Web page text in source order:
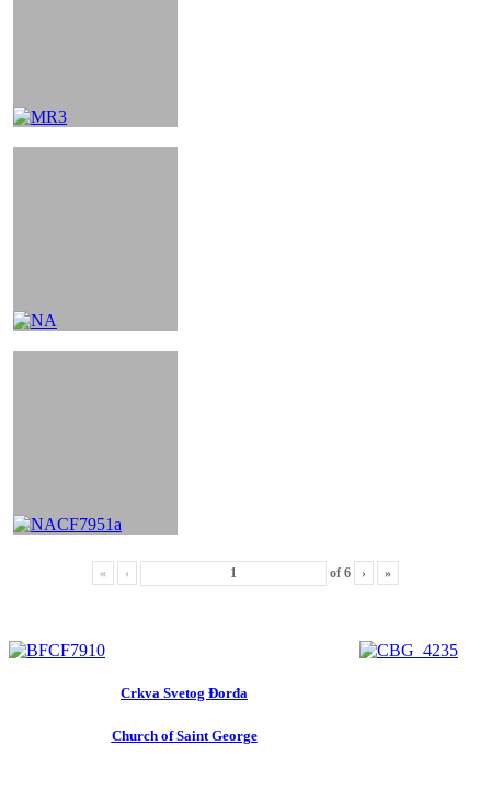
« ‹ of 6 › »
Crkva Svetog Đorđa
Church of Saint George